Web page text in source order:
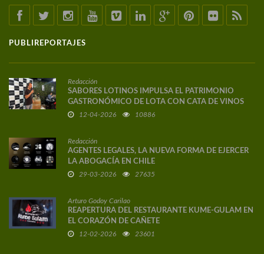
PUBLIREPORTAJES
Redacción
SABORES LOTINOS IMPULSA EL PATRIMONIO
GASTRONÓMICO DE LOTA CON CATA DE VINOS
DE AUTOR
12-04-2026 10886
Redacción
AGENTES LEGALES, LA NUEVA FORMA DE EJERCER
LA ABOGACÍA EN CHILE
29-03-2026 27635
Arturo Godoy Carilao
REAPERTURA DEL RESTAURANTE KUME-GULAM EN
EL CORAZÓN DE CAÑETE
12-02-2026 23601